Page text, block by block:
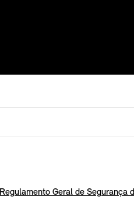
Regulamento Geral de Segurança